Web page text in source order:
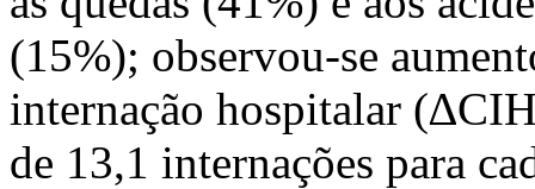
(15%); observou-se
internação hospitalar
de 13,1 internações para